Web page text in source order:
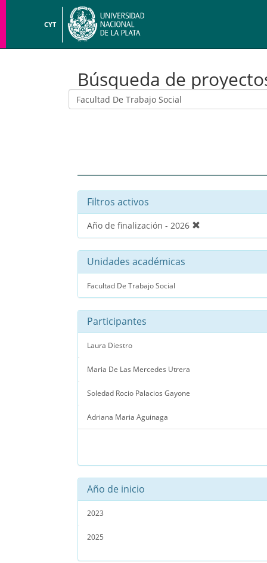
CYT
Búsqueda de
Filtros activos
Año de finalización - 2026
Unidades académicas
Facultad De Trabajo Social
Participantes
Laura Diestro
Maria De Las Mercedes Utrera
Soledad Rocio Palacios Gayone
Adriana Maria Aguinaga
Año de inicio
2023
2025